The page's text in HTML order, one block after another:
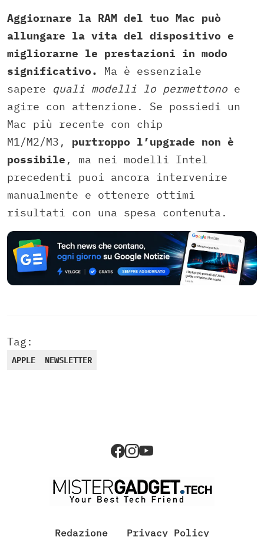
Aggiornare la RAM del tuo Mac può
allungare la vita del dispositivo e
migliorarne le prestazioni in modo
significativo.
Ma è essenziale
sapere quali modelli lo permettono e
agire con attenzione. Se possiedi un
Mac più recente con chip
M1/M2/M3, purtroppo l’upgrade non è
possibile , ma nei modelli Intel
precedenti puoi ancora intervenire
manualmente e ottenere ottimi
risultati con una spesa contenuta.
Tag:
APPLE NEWSLETTER
Redazione Privacy Policy